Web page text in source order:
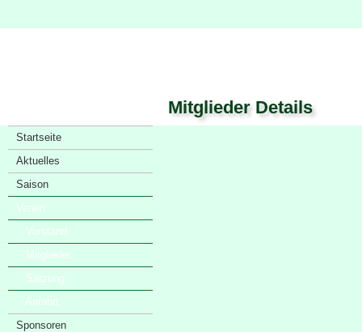
Mitglieder Details
Startseite
Aktuelles
Saison
Verein
· Vorstand
· Mitglieder
· Satzung
· Anfahrt
Sponsoren